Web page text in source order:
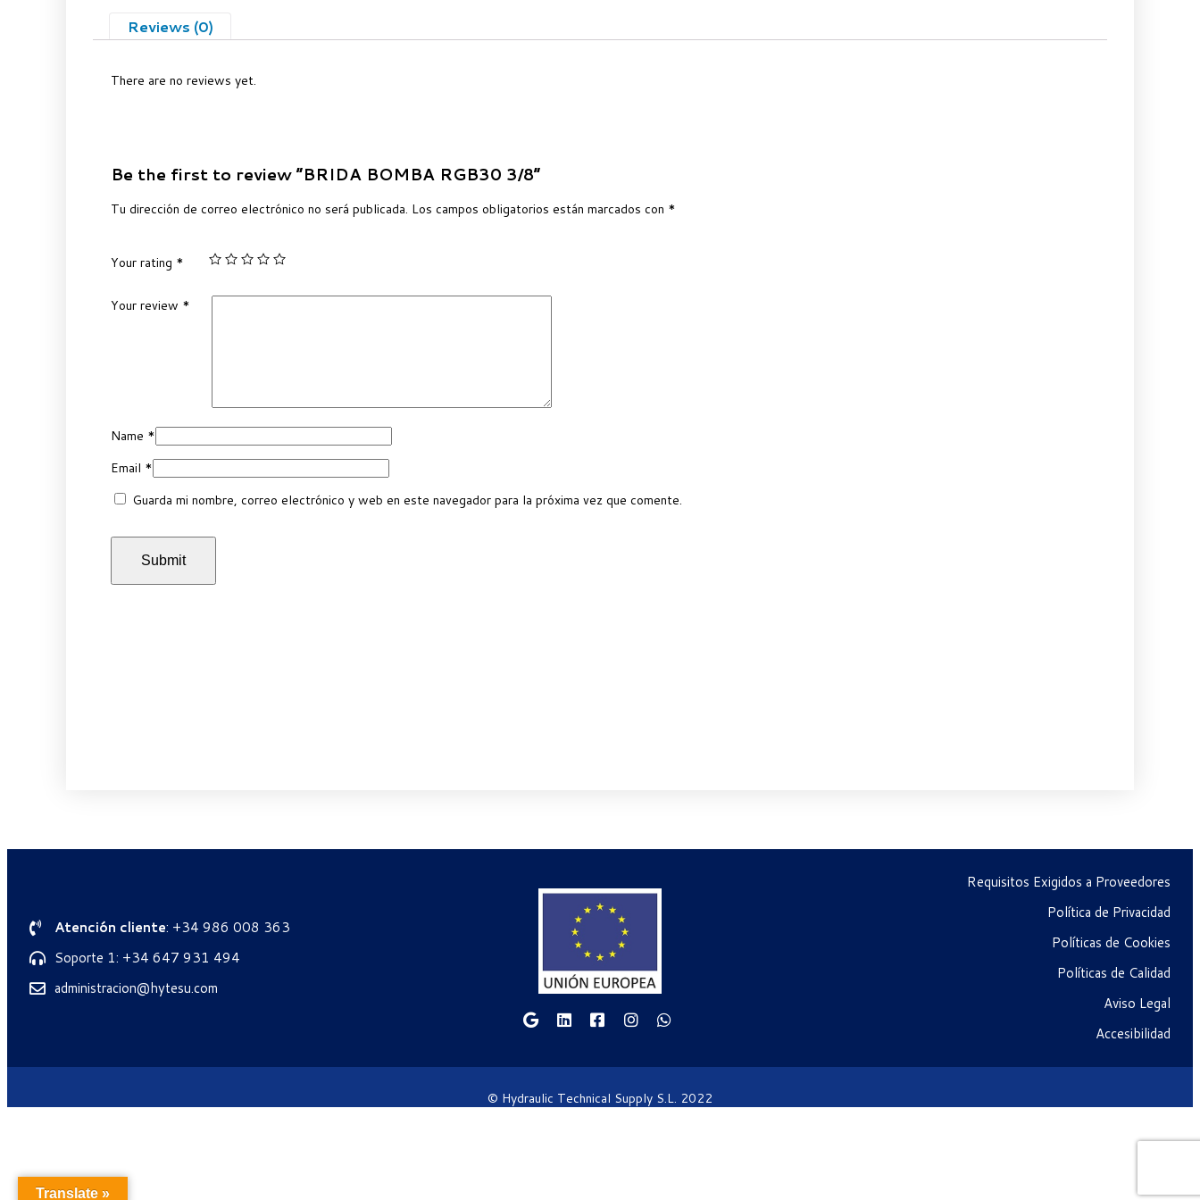
Reviews (0)
There are no reviews yet.
Be the first to review “BRIDA BOMBA RGB30 3/8”
Tu dirección de correo electrónico no será publicada. Los campos obligatorios están marcados con *
Your rating *
Your review *
Name *
Email *
Guarda mi nombre, correo electrónico y web en este navegador para la próxima vez que comente.
Atención cliente: +34 986 008 363
Soporte 1: +34 647 931 494
administracion@hytesu.com
Requisitos Exigidos a Proveedores
Política de Privacidad
Políticas de Cookies
Políticas de Calidad
Aviso Legal
Accesibilidad
© Hydraulic Technical Supply S.L. 2022
Translate »